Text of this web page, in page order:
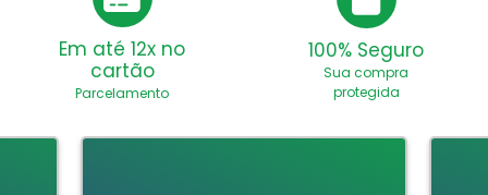
Em até 12x no
cartão
Parcelamento
100% Seguro
Sua compra
protegida